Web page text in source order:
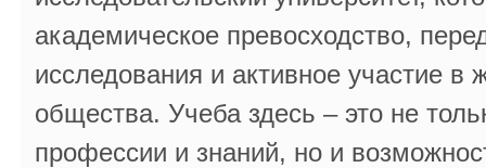
академическое превосходство,
исследования и активное участие в
общества. Учеба здесь – это не
профессии и знаний, но и